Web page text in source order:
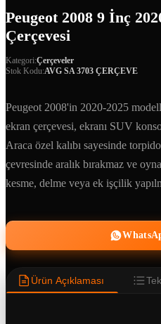
Peugeot 2008 9 İnç
Çerçevesi
Kategori:Çerçeveler
Stok Kodu:AVG SA 3703 ÇERÇEVE
Peugeot 2008'in 2020-2025
ekran çerçevesi, ekranı SUV
Araca özel kalıbı sayesinde
çevresinde aralık bırakmaz ve
kesme, delme veya ek işçilik
Ürün Açıklaması